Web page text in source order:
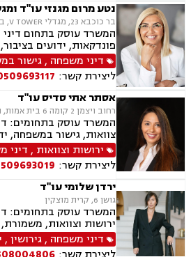
נטע מרום מגנזי עו"ד
בר כוכבא 23, מגדלי V TOWER, בני ברק
המשרד עוסק בתחום
פונדקאות, ידועים
ממון, אבהות, מזונות,
מינית, נישואים אזרחיים,
רכוש, מעמד אישי, זמני
העברה בין דורית,
דיני משפחה ,גישור
ליצירת קשר:
אסתר אתי סדיס עו"ד
רחוב ויצמן 2 קומה 6 בית אמות, תל-אביב
המשרד עוסק בתחומים:
צוואות, גישור במשפחה,
אפוטרופסות, הסכמי
משמורת, גירושין, חוק
מעמד אישי, זמני שהות,
בין דורית
ירושות וצוואות , דיני
ליצירת קשר:
ירדן שלומי עו"ד
גושן 6, קרית מוצקין
המשרד עוסק בתחומים:
ירושות וצוואות,
כוח מתמשך, ידועים
ניכור הורי, אפוטרופסות,
דיני משפחה ,גירושין,